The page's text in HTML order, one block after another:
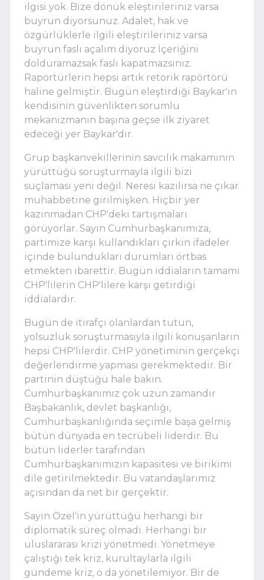
ilgisi yok. Bize dönük eleştirileriniz varsa
buyrun diyorsunuz. Adalet, hak ve
özgürlüklerle ilgili eleştirileriniz varsa
buyrun faslı açalım diyoruz İçeriğini
dolduramazsak faslı kapatmazsınız.
Rapörtürlerin hepsi artık retorik rapörtörü
haline gelmiştir. Bugün eleştirdiği Baykar'ın
kendisinin güvenlikten sorumlu
mekanizmanın başına geçse ilk ziyaret
edeceği yer Baykar'dır.
Grup başkanvekillerinin savcılık makamının
yürüttüğü soruşturmayla ilgili bizi
suçlaması yeni değil. Neresi kazılırsa ne çıkar
muhabbetine girilmişken. Hiçbir yer
kazınmadan CHP'deki tartışmaları
görüyorlar. Sayın Cumhurbaşkanımıza,
partimize karşı kullandıkları çirkin ifadeler
içinde bulundukları durumları örtbas
etmekten ibarettir. Bugün iddiaların tamamı
CHP'lilerin CHP'lilere karşı getirdiği
iddialardır.
Bugün de itirafçı olanlardan tutun,
yolsuzluk soruşturmasıyla ilgili konuşanların
hepsi CHP'lilerdir. CHP yönetiminin gerçekçi
değerlendirme yapması gerekmektedir. Bir
partinin düştüğü hale bakın.
Cumhurbaşkanımız çok uzun zamandır
Başbakanlık, devlet başkanlığı,
Cumhurbaşkanlığında seçimle başa gelmiş
bütün dünyada en tecrübeli liderdir. Bu
bütün liderler tarafından
Cumhurbaşkanımızın kapasitesi ve birikimi
dile getirilmektedir. Bu vatandaşlarımız
açısından da net bir gerçektir.
Sayın Özel'in yürüttüğü herhangi bir
diplomatik süreç olmadı. Herhangi bir
uluslararası krizi yönetmedi. Yönetmeye
çalıştığı tek kriz, kurultaylarla ilgili
gündeme kriz, o da yönetilemiyor. Bir de